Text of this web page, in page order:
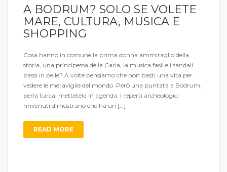
A BODRUM? SOLO SE VOLETE
MARE, CULTURA, MUSICA E
SHOPPING
Cosa hanno in comune la prima donna ammiraglio della
storia, una principessa della Caria, la musica fasil e i sandali
bassi in pelle? A volte pensiamo che non basti una vita per
vedere le meraviglie del mondo. Però una puntata a Bodrum,
perla turca, mettetela in agenda. I reperti archeologici
rinvenuti dimostrano che ha un […]
READ MORE